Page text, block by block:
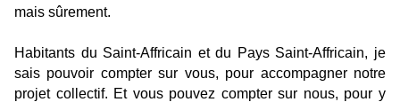
mais sûrement.
Habitants du Saint-Affricain et du Pays Saint-Affricain, je
sais pouvoir compter sur vous, pour accompagner notre
projet collectif. Et vous pouvez compter sur nous, pour y